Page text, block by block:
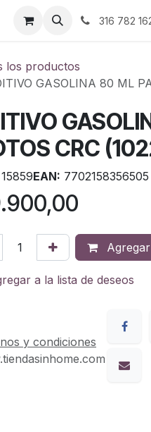
316 782
los productos
GASOLINA 80 ML
CRC
15859EAN: 7702158356505
a la lista de deseos
y condiciones